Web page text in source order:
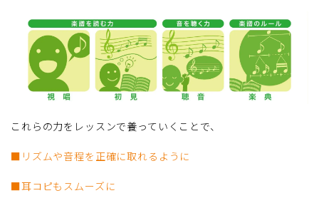
これらの力をレッスンで養っていくことで、
■リズムや音程を正確に取れるように
■耳コピもスムーズに